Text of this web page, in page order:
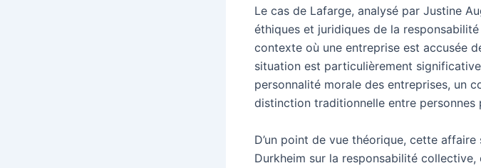
Le cas de Lafarge, analysé par Justine
éthiques et juridiques de la
contexte où une entreprise est accusée
situation est particulièrement
personnalité morale des entreprises, un
distinction traditionnelle entre personnes
D’un point de vue théorique, cette
Durkheim sur la responsabilité